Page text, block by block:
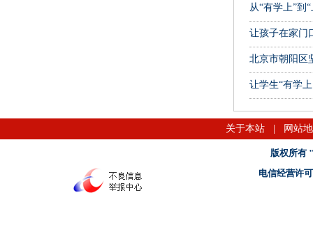
从“有学上”到
让孩子在家门
北京市朝阳区
让学生“有学
关于本站 网站
版权所有
电信经营许